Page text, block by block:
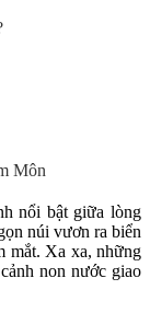
Môn
nổi bật giữa lòng
núi vươn ra biển
mắt. Xa xa, những
non nước giao